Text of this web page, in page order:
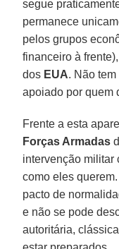
segue
permanece
pelos grupos
financeiro à
dos EUA. Não
apoiado por quem
Frente a esta
Forças Armadas
intervenção militar
como eles
pacto de
e não se pode
autoritária,